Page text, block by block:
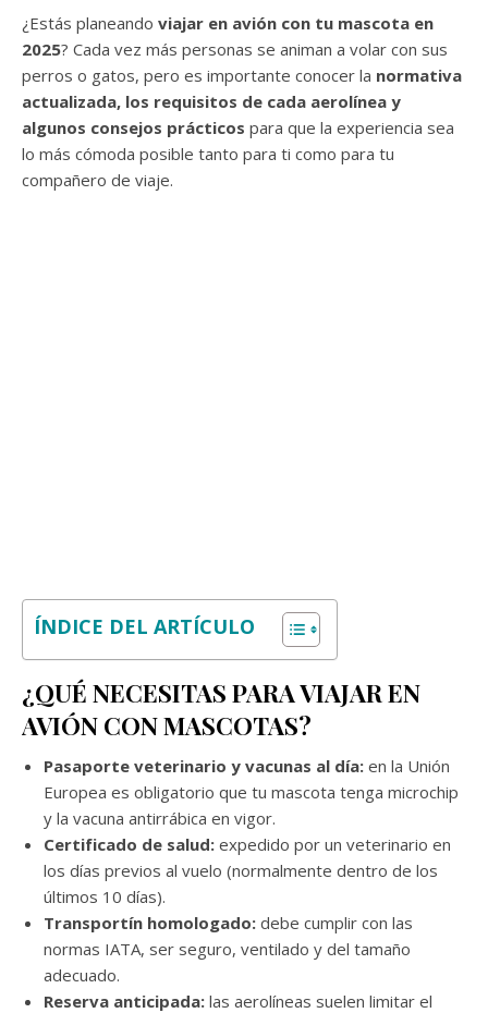
¿Estás planeando viajar en avión con tu mascota en
2025? Cada vez más personas se animan a volar con sus
perros o gatos, pero es importante conocer la normativa
actualizada, los requisitos de cada aerolínea y
algunos consejos prácticos para que la experiencia sea
lo más cómoda posible tanto para ti como para tu
compañero de viaje.
ÍNDICE DEL ARTÍCULO
¿QUÉ NECESITAS PARA VIAJAR EN
AVIÓN CON MASCOTAS?
Pasaporte veterinario y vacunas al día: en la Unión
Europea es obligatorio que tu mascota tenga microchip
y la vacuna antirrábica en vigor.
Certificado de salud: expedido por un veterinario en
los días previos al vuelo (normalmente dentro de los
últimos 10 días).
Transportín homologado: debe cumplir con las
normas IATA, ser seguro, ventilado y del tamaño
adecuado.
Reserva anticipada: las aerolíneas suelen limitar el